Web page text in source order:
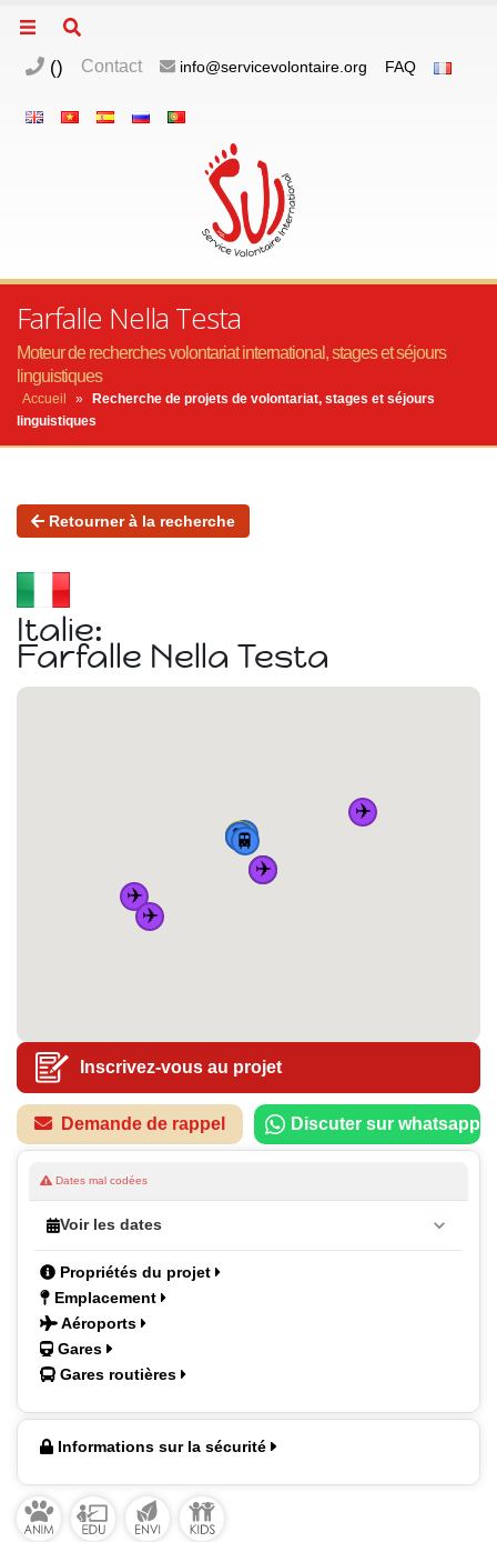
() Contact info@servicevolontaire.org FAQ
Farfalle Nella Testa
Moteur de recherches volontariat international, stages et séjours
linguistiques
Accueil »
Recherche de projets de volontariat, stages et séjours
linguistiques
Retourner à la recherche
Italie:
Farfalle Nella Testa
🏠
🚌
🚌
🚆
🚆
🚆
🚆
✈️
✈️
✈️
✈️
Inscrivez-vous au projet
Demande de rappel Discuter sur whatsapp
Dates mal codées
Voir les dates
Propriétés du projet
Emplacement
Aéroports
Gares
Gares routières
Informations sur la sécurité